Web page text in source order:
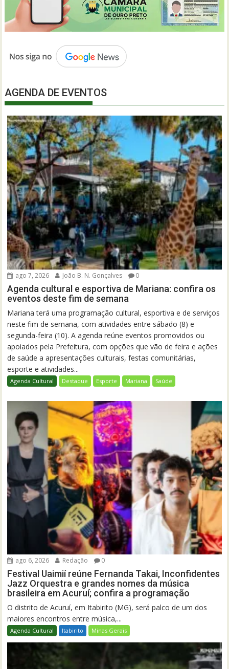
AGENDA DE EVENTOS
ago 7, 2026 João B. N. Gonçalves 0
Agenda cultural e esportiva de Mariana: confira os
eventos deste fim de semana
Mariana terá uma programação cultural, esportiva e de serviços
neste fim de semana, com atividades entre sábado (8) e
segunda-feira (10). A agenda reúne eventos promovidos ou
apoiados pela Prefeitura, com opções que vão de feira e ações
de saúde a apresentações culturais, festas comunitárias,
esporte e atividades...
Agenda Cultural Destaque Esporte Mariana Saúde
ago 6, 2026 Redação 0
Festival Uaimií reúne Fernanda Takai, Inconfidentes
Jazz Orquestra e grandes nomes da música
brasileira em Acuruí; confira a programação
O distrito de Acuruí, em Itabirito (MG), será palco de um dos
maiores encontros entre música,...
Agenda Cultural Itabirito Minas Gerais